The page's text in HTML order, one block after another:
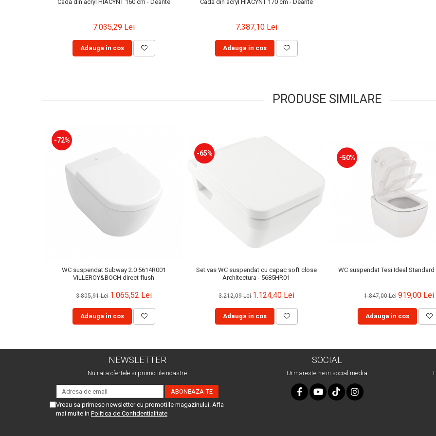
Cadă din acryl HIACYNT 160 cm - Deante
7.035,29 Lei
Adauga in cos
Cadă din acryl HIACYNT 170 cm - Deante
7.387,10 Lei
Adauga in cos
PRODUSE SIMILARE
-72%
WC suspendat Subway 2.0 5614R001
VILLEROY&BOCH direct flush
3.805,91 Lei1.065,52 Lei
Adauga in cos
-65%
Set vas WC suspendat cu capac soft close
Architectura - 5685HR01
3.212,09 Lei1.124,40 Lei
Adauga in cos
-50%
WC suspendat Tesi Ideal Standard
1.847,00 Lei919,00 Lei
Adauga in cos
NEWSLETTER
Nu rata ofertele si promotiile noastre
Vreau sa primesc newsletter cu promotiile magazinului. Afla
mai multe in Politica de Confidentialitate
SOCIAL
Urmareste-ne in social media